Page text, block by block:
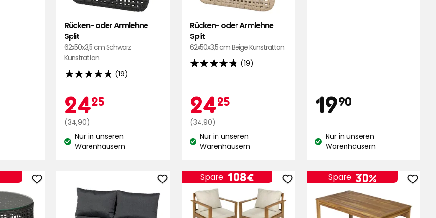
Rücken- oder Armlehne
Split
62x50x3,5 cm Schwarz
Kunstrattan
(19)
4.8
5
Sternen,
basierend
auf
Aktionspreis
2425
€
Regulärer
Preis
34,90
(34,90)
Lagerbestand:
Nur in unseren
Warenhäusern
Rücken- oder Armlehne
Split
62x50x3,5 cm Beige Kunstrattan
(19)
4.8
Sternen,
basierend
auf
19
Bewertungen
Aktionspreis
242524,25
€
Regulärer
Preis
34,90
(34,90)
Lagerbestand:
Nur in unseren
Warenhäusern
Preis
199019,90
€
Lagerbestand:
Nur in unseren
Warenhäusern
36
€
Tisch
Loungesofa
Spare Preis
108€108
€
Stuhl
Villastad
Spare 30%
Tisch